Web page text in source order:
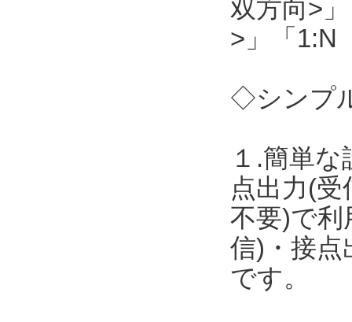
双方向>
>」「1:N
◇シンプ
１.簡単
点出力(
不要)で利
信)・接点
です。